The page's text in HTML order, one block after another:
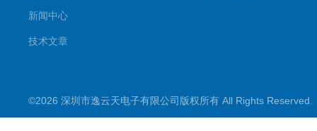
新闻中心
技术文章
©2026 深圳市逸云天电子有限公司版权所有 All Rights